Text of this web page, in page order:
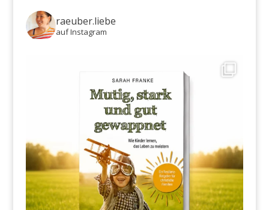
raeuber.liebe
auf Instagram